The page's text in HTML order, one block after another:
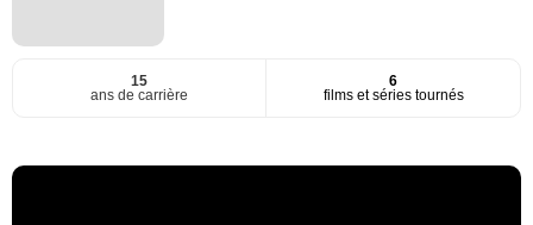
15
ans de carrière
6
films et séries tournés